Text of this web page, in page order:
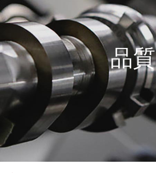
品質